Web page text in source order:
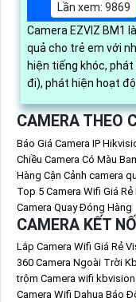
Lần xem: 9869
Camera EZVIZ BM1
quả cho trẻ em với
hiện tiếng khóc,
đi), phát hiện hoạt
CAMERA THEO
Báo Giá Camera IP
Chiều Camera Có Màu
Hàng Cận Cảnh camera
Top 5 Camera Wifi Giá Rẻ
Camera Quay Đóng Hàng
CAMERA KẾT
Lắp Camera Wifi Giá Rẻ
360 Camera Ngoài Trời
trộm Camera wifi
Camera Wifi Dahua Báo